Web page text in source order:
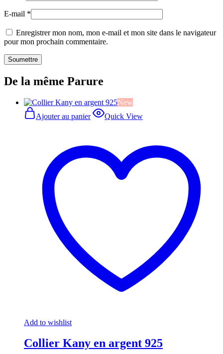
E-mail *
Enregistrer mon nom, mon e-mail et mon site dans le navigateur
pour mon prochain commentaire.
De la même Parure
New
Ajouter au panier
Quick View
Add to wishlist
Collier Kany en argent 925